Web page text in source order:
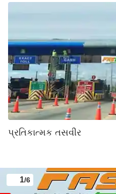
પ્રતિકાત્મક તસવીર
1/6